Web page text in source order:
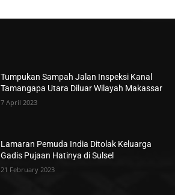
Tumpukan Sampah Jalan Inspeksi Kanal
Tamangapa Utara Diluar Wilayah Makassar
7 April 2023
Lamaran Pemuda India Ditolak Keluarga
Gadis Pujaan Hatinya di Sulsel
21 February 2023